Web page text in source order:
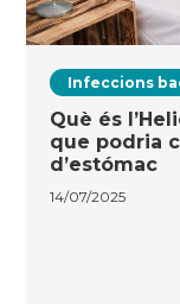
Infeccions
Què és
que podria
d’estómac
14/07/2025